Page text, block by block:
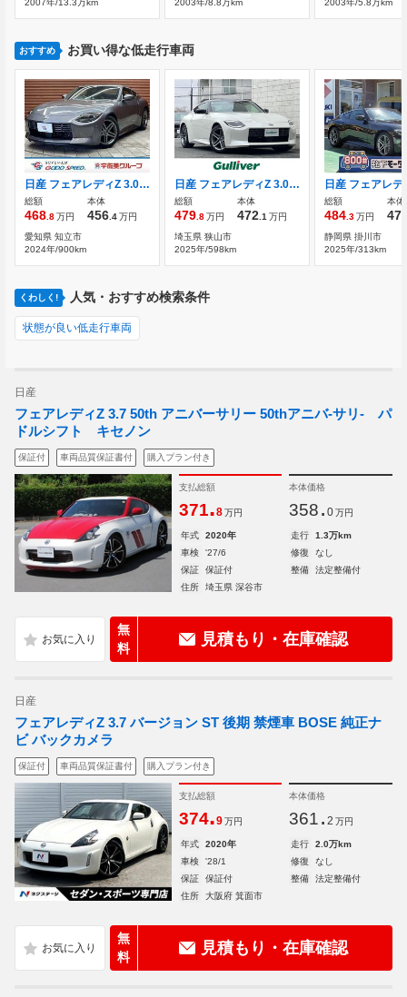
2007年/13.3万km 2003年/8.8万km 2003年/5.8万km
おすすめ お買い得な低走行車両
日産 フェアレディZ 3.0 バージョン T BOSEサウンド/純正ナビ/AppleCarPlay/バッ
総額
468.8万円
本体
456.4万円
愛知県 知立市
2024年/900km
日産 フェアレディZ 3.0 禁煙 登録時走行596km ATモデル V6ツインタ
総額
479.8万円
本体
472.1万円
埼玉県 狭山市
2025年/598km
総額
484.3万円
本体
静岡県 掛川市
2025年/313km
くわしく! 人気・おすすめ検索条件
状態が良い低走行車両
日産
フェアレディZ 3.7 50th アニバーサリー 50thアニバ-サリ- パ
ドルシフト キセノン
保証付 車両品質保証書付 購入プラン付き
支払総額
371.8 万円
本体価格
358. 0 万円
年式 2020年 走行
1.3万km
車検
'27/6 修復
なし
保証
保証付 整備
法定整備付
住所
埼玉県 深谷市
無
料
見積もり・在庫確認
日産
フェアレディZ 3.7 バージョン ST 後期 禁煙車 BOSE 純正ナ
ビ バックカメラ
保証付 車両品質保証書付 購入プラン付き
支払総額
374.9 万円
本体価格
361. 2 万円
年式 2020年 走行
2.0万km
車検
'28/1 修復
なし
保証
保証付 整備
法定整備付
住所
大阪府 箕面市
無
料
見積もり・在庫確認